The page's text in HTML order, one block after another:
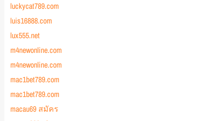
luckycat789.com
luis16888.com
lux555.net
m4newonline.com
m4newonline.com
mac1bet789.com
mac1bet789.com
macau69 สมัคร